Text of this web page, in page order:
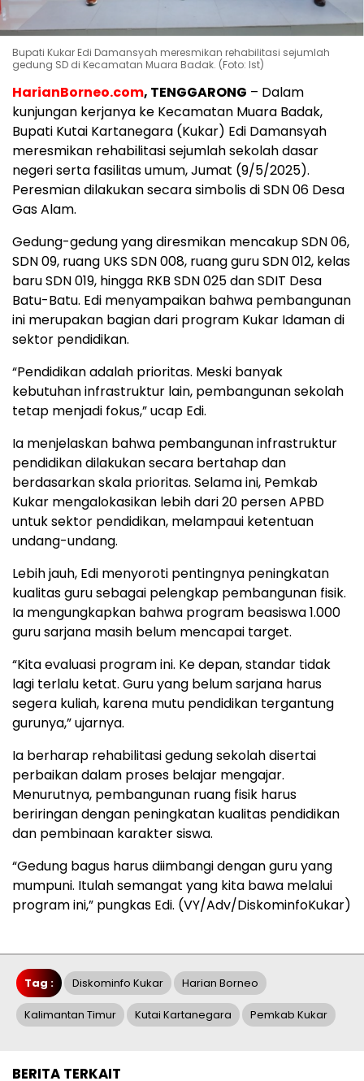
Bupati Kukar Edi Damansyah meresmikan rehabilitasi sejumlah
gedung SD di Kecamatan Muara Badak. (Foto: Ist)
HarianBorneo.com, TENGGARONG – Dalam
kunjungan kerjanya ke Kecamatan Muara Badak,
Bupati Kutai Kartanegara (Kukar) Edi Damansyah
meresmikan rehabilitasi sejumlah sekolah dasar
negeri serta fasilitas umum, Jumat (9/5/2025).
Peresmian dilakukan secara simbolis di SDN 06 Desa
Gas Alam.
Gedung-gedung yang diresmikan mencakup SDN 06,
SDN 09, ruang UKS SDN 008, ruang guru SDN 012, kelas
baru SDN 019, hingga RKB SDN 025 dan SDIT Desa
Batu-Batu. Edi menyampaikan bahwa pembangunan
ini merupakan bagian dari program Kukar Idaman di
sektor pendidikan.
“Pendidikan adalah prioritas. Meski banyak
kebutuhan infrastruktur lain, pembangunan sekolah
tetap menjadi fokus,” ucap Edi.
Ia menjelaskan bahwa pembangunan infrastruktur
pendidikan dilakukan secara bertahap dan
berdasarkan skala prioritas. Selama ini, Pemkab
Kukar mengalokasikan lebih dari 20 persen APBD
untuk sektor pendidikan, melampaui ketentuan
undang-undang.
Lebih jauh, Edi menyoroti pentingnya peningkatan
kualitas guru sebagai pelengkap pembangunan fisik.
Ia mengungkapkan bahwa program beasiswa 1.000
guru sarjana masih belum mencapai target.
“Kita evaluasi program ini. Ke depan, standar tidak
lagi terlalu ketat. Guru yang belum sarjana harus
segera kuliah, karena mutu pendidikan tergantung
gurunya,” ujarnya.
Ia berharap rehabilitasi gedung sekolah disertai
perbaikan dalam proses belajar mengajar.
Menurutnya, pembangunan ruang fisik harus
beriringan dengan peningkatan kualitas pendidikan
dan pembinaan karakter siswa.
“Gedung bagus harus diimbangi dengan guru yang
mumpuni. Itulah semangat yang kita bawa melalui
program ini,” pungkas Edi. (VY/Adv/DiskominfoKukar)
Tag : Diskominfo Kukar Harian Borneo
Kalimantan Timur Kutai Kartanegara Pemkab Kukar
BERITA TERKAIT